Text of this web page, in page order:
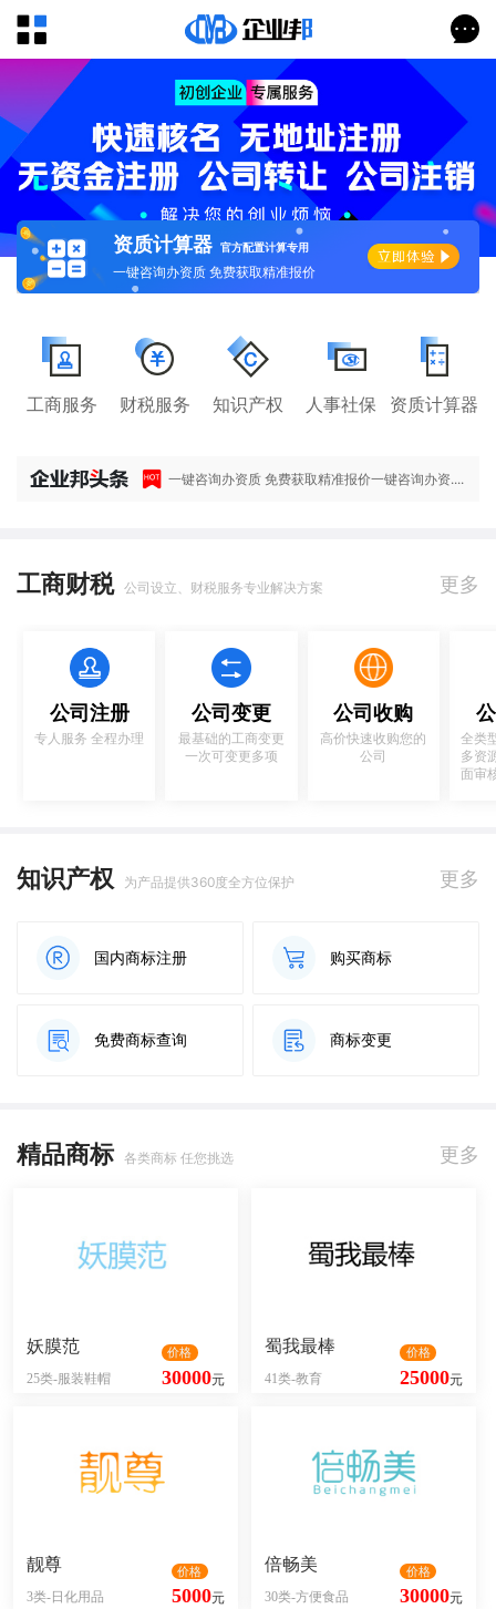
资质计算器 官方配置计算专用
一键咨询办资质 免费获取精准报价
工商服务 财税服务 知识产权 人事社保 资质计算器
一键咨询办资质 免费获取精准报价一键咨询办资....
工商财税 公司设立、财税服务专业解决方案 更多
公司注册
专人服务 全程办理
公司变更
最基础的工商变更
一次可变更多项
公司收购
高价快速收购您的
公司
全类
多资
面审
知识产权 为产品提供360度全方位保护 更多
国内商标注册 购买商标
免费商标查询 商标变更
精品商标 各类商标 任您挑选 更多
妖膜范
25类-服装鞋帽 30000元
价格 蜀我最棒
41类-教育 25000元
价格
靓尊
3类-日化用品 5000元
价格 倍畅美
30类-方便食品 30000元
价格